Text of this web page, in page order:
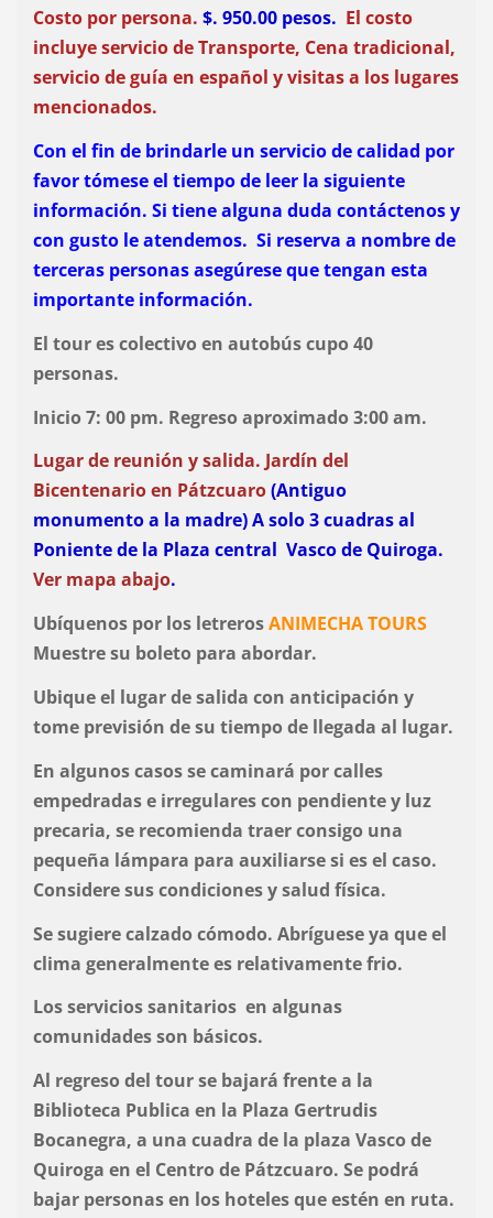
Costo por persona. $. 950.00 pesos. El costo
incluye servicio de Transporte, Cena tradicional,
servicio de guía en español y visitas a los lugares
mencionados.
Con el fin de brindarle un servicio de calidad por
favor tómese el tiempo de leer la siguiente
información. Si tiene alguna duda contáctenos y
con gusto le atendemos. Si reserva a nombre de
terceras personas asegúrese que tengan esta
importante información.
El tour es colectivo en autobús cupo 40
personas.
Inicio 7: 00 pm. Regreso aproximado 3:00 am.
Lugar de reunión y salida. Jardín del
Bicentenario en Pátzcuaro(Antiguo
monumento a la madre) A solo 3 cuadras al
Poniente de la Plaza central Vasco de Quiroga.
Ver mapa abajo.
Ubíquenos por los letrerosANIMECHA TOURS
Muestre su boleto para abordar.
Ubique el lugar de salida con anticipación y
tome previsión de su tiempo de llegada al lugar.
En algunos casos se caminará por calles
empedradas e irregulares con pendiente y luz
precaria, se recomienda traer consigo una
pequeña lámpara para auxiliarse si es el caso.
Considere sus condiciones y salud física.
Se sugiere calzado cómodo. Abríguese ya que el
clima generalmente es relativamente frio.
Los servicios sanitarios en algunas
comunidades son básicos.
Al regreso del tour se bajará frente a la
Biblioteca Publica en la Plaza Gertrudis
Bocanegra, a una cuadra de la plaza Vasco de
Quiroga en el Centro de Pátzcuaro. Se podrá
bajar personas en los hoteles que estén en ruta.